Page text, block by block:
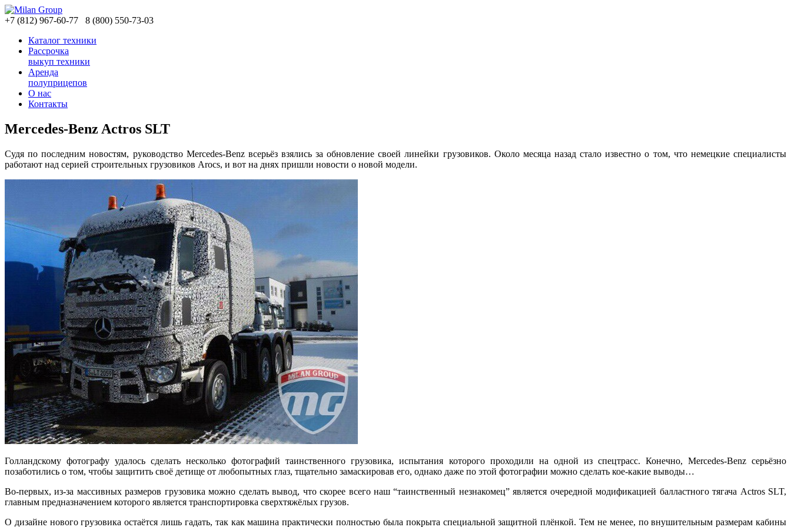
+7 (812) 967-60-77 8 (800) 550-73-03
Каталог техники
Рассрочка
выкуп техники
Аренда
полуприцепов
О нас
Контакты
Mercedes-Benz Actros SLT
Судя по последним новостям, руководство Mercedes-Benz всерьёз взялись за обновление своей линейки грузовиков. Около месяца назад стало известно о том, что немецкие специалисты
работают над серией строительных грузовиков Arocs, и вот на днях пришли новости о новой модели.
Голландскому фотографу удалось сделать несколько фотографий таинственного грузовика, испытания которого проходили на одной из спецтрасс. Конечно, Mercedes-Benz серьёзно
позаботились о том, чтобы защитить своё детище от любопытных глаз, тщательно замаскировав его, однако даже по этой фотографии можно сделать кое-какие выводы…
Во-первых, из-за массивных размеров грузовика можно сделать вывод, что скорее всего наш “таинственный незнакомец” является очередной модификацией балластного тягача Actros SLT,
главным предназначением которого является транспортировка сверхтяжёлых грузов.
О дизайне нового грузовика остаётся лишь гадать, так как машина практически полностью была покрыта специальной защитной плёнкой. Тем не менее, по внушительным размерам кабины